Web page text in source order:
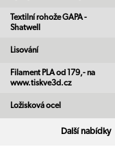
Textilní rohože GAPA -
Shatwell
Lisování
Filament PLA od 179,- na
www.tiskve3d.cz
Ložisková ocel
Další nabídky